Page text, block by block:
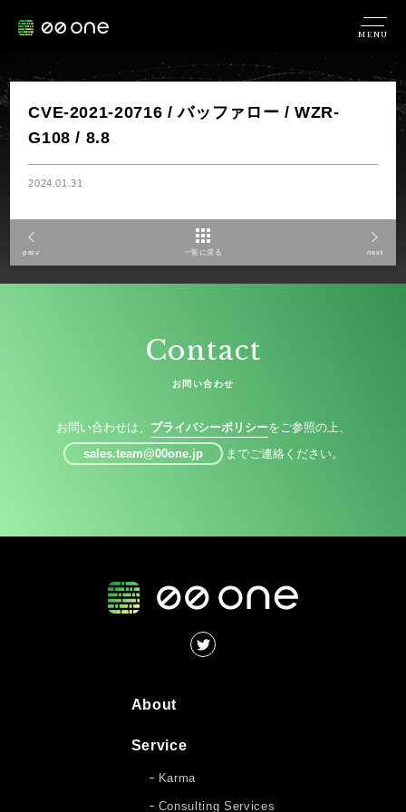
MENU
CVE-2021-20716 / バッファロー / WZR-
G108 / 8.8
2024.01.31
prev 一覧に戻る next
Contact
お問い合わせ
お問い合わせは、 プライバシーポリシーをご参照の上、
sales.team@00one.jp
までご連絡ください。
About
Service
Karma
Consulting Services